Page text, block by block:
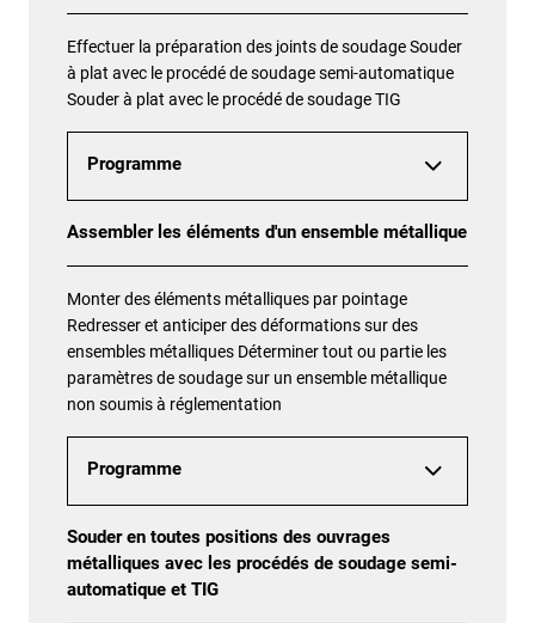
Effectuer la préparation des joints de soudage Souder
à plat avec le procédé de soudage semi-automatique
Souder à plat avec le procédé de soudage TIG
Programme
Assembler les éléments d'un ensemble métallique
Monter des éléments métalliques par pointage
Redresser et anticiper des déformations sur des
ensembles métalliques Déterminer tout ou partie les
paramètres de soudage sur un ensemble métallique
non soumis à réglementation
Programme
Souder en toutes positions des ouvrages
métalliques avec les procédés de soudage semi-
automatique et TIG